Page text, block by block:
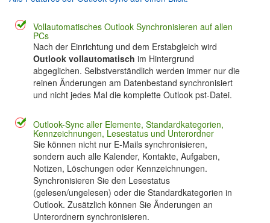
Vollautomatisches Outlook Synchronisieren auf allen
PCs
Nach der Einrichtung und dem Erstabgleich wird
Outlook vollautomatisch im Hintergrund
abgeglichen. Selbstverständlich werden immer nur die
reinen Änderungen am Datenbestand synchronisiert
und nicht jedes Mal die komplette Outlook pst-Datei.
Outlook-Sync aller Elemente, Standardkategorien,
Kennzeichnungen, Lesestatus und Unterordner
Sie können nicht nur E-Mails synchronisieren,
sondern auch alle Kalender, Kontakte, Aufgaben,
Notizen, Löschungen oder Kennzeichnungen.
Synchronisieren Sie den Lesestatus
(gelesen/ungelesen) oder die Standardkategorien in
Outlook. Zusätzlich können Sie Änderungen an
Unterordnern synchronisieren.